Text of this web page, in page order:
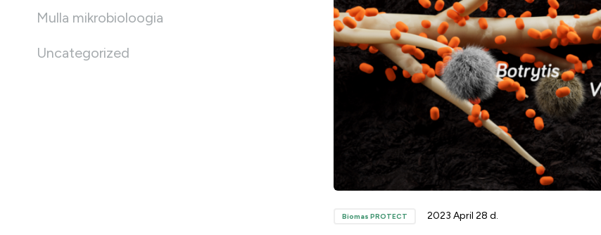
Mulla mikrobioloogia
Uncategorized
Biomas PROTECT 2023 April 28 d.